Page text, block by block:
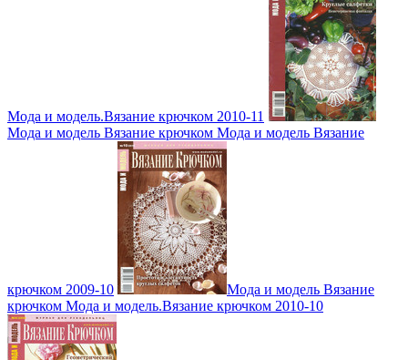
Мода и модель.Вязание крючком 2010-11
Мода и модель Вязание крючком Мода и модель Вязание
крючком 2009-10
Мода и модель Вязание
крючком Мода и модель.Вязание крючком 2010-10